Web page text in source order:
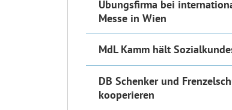
Übungsfirma bei
Messe in Wien
MdL Kamm hält
DB Schenker und
kooperieren